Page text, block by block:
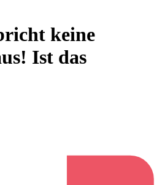
keine
Ist das